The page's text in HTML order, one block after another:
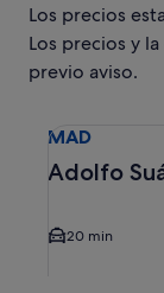
Los precios
Los precios y
previo aviso.
MAD
Adolfo
20 min